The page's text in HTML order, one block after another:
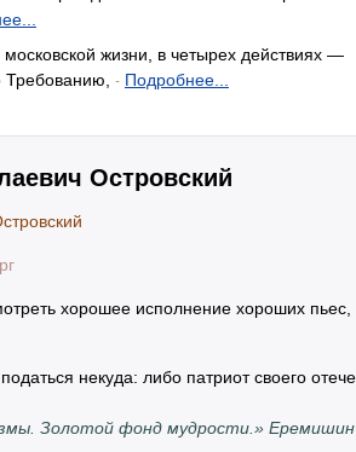
жизни, в четырех действиях —
Требованию,
- Подробнее...
Островский
хорошее исполнение хороших
некуда: либо патриот своего
Золотой фонд мудрости.»